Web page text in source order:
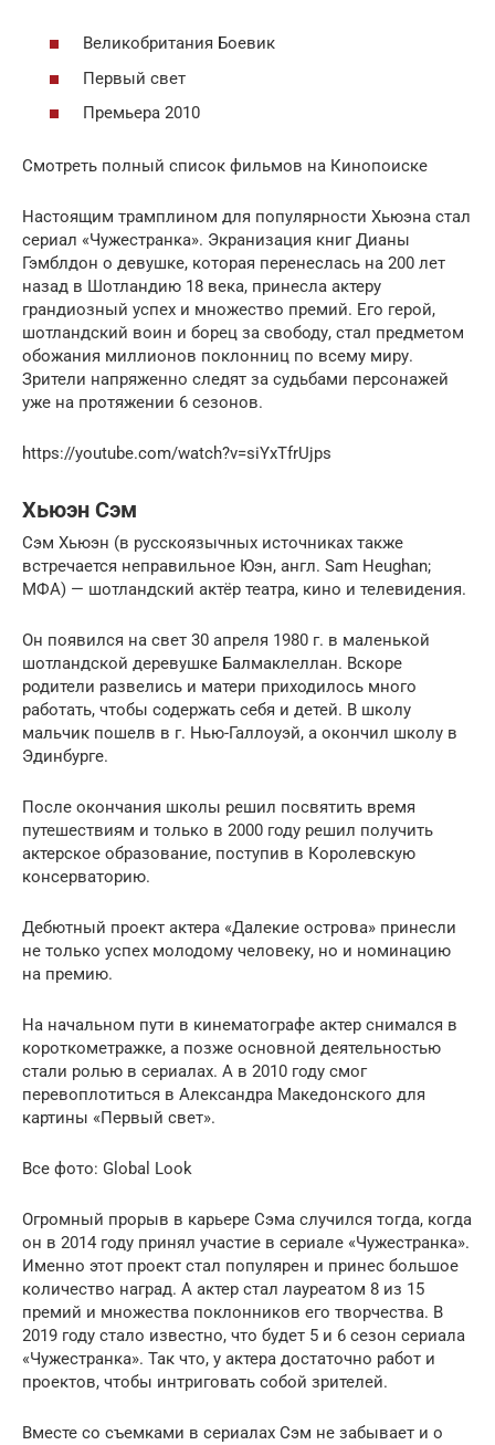
Великобритания Боевик
Первый свет
Премьера 2010
Смотреть полный список фильмов на Кинопоиске
Настоящим трамплином для популярности Хьюэна стал
сериал «Чужестранка». Экранизация книг Дианы
Гэмблдон о девушке, которая перенеслась на 200 лет
назад в Шотландию 18 века, принесла актеру
грандиозный успех и множество премий. Его герой,
шотландский воин и борец за свободу, стал предметом
обожания миллионов поклонниц по всему миру.
Зрители напряженно следят за судьбами персонажей
уже на протяжении 6 сезонов.
https://youtube.com/watch?v=siYxTfrUjps
Хьюэн Сэм
Сэм Хьюэн (в русскоязычных источниках также
встречается неправильное Юэн, англ. Sam Heughan;
МФА) — шотландский актёр театра, кино и телевидения.
Он появился на свет 30 апреля 1980 г. в маленькой
шотландской деревушке Балмаклеллан. Вскоре
родители развелись и матери приходилось много
работать, чтобы содержать себя и детей. В школу
мальчик пошелв в г. Нью-Галлоуэй, а окончил школу в
Эдинбурге.
После окончания школы решил посвятить время
путешествиям и только в 2000 году решил получить
актерское образование, поступив в Королевскую
консерваторию.
Дебютный проект актера «Далекие острова» принесли
не только успех молодому человеку, но и номинацию
на премию.
На начальном пути в кинематографе актер снимался в
короткометражке, а позже основной деятельностью
стали ролью в сериалах. А в 2010 году смог
перевоплотиться в Александра Македонского для
картины «Первый свет».
Все фото: Global Look
Огромный прорыв в карьере Сэма случился тогда, когда
он в 2014 году принял участие в сериале «Чужестранка».
Именно этот проект стал популярен и принес большое
количество наград. А актер стал лауреатом 8 из 15
премий и множества поклонников его творчества. В
2019 году стало известно, что будет 5 и 6 сезон сериала
«Чужестранка». Так что, у актера достаточно работ и
проектов, чтобы интриговать собой зрителей.
Вместе со съемками в сериалах Сэм не забывает и о